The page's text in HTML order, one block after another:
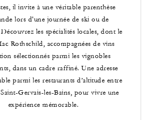
il invite à une véritable parenthèse
lors d'une journée de ski ou de
les spécialités locales, dont le
Rothschild, accompagnées de vins
sélectionnés parmi les vignobles
dans un cadre raffiné. Une adresse
parmi les restaurants d’altitude entre
Gervais-les-Bains, pour vivre une
expérience mémorable.